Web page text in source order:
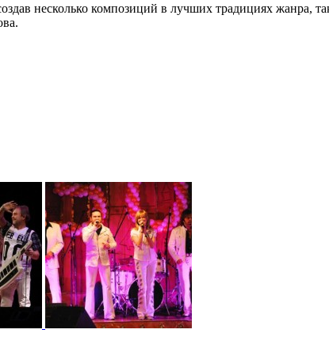
несколько композиций в лучших традициях жанра,